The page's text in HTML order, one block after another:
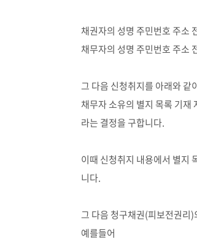
채권자의 성명 주민번호 주소
채무자의 성명 주민번호 주소
그 다음 신청취지를 아래와 같
채무자 소유의 별지 목록 기재
라는 결정을 구합니다.
이때 신청취지 내용에서 별지
니다.
그 다음 청구채권(피보전권리
예를들어